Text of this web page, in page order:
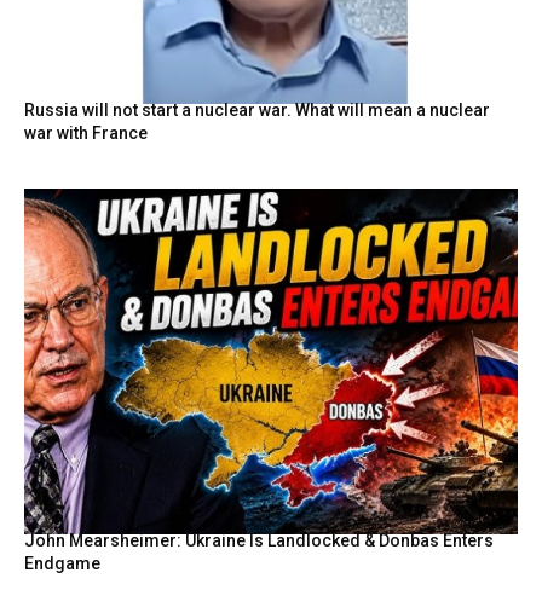
Russia will not start a nuclear war. What will mean a nuclear
war with France
John Mearsheimer: Ukraine Is Landlocked & Donbas Enters
Endgame